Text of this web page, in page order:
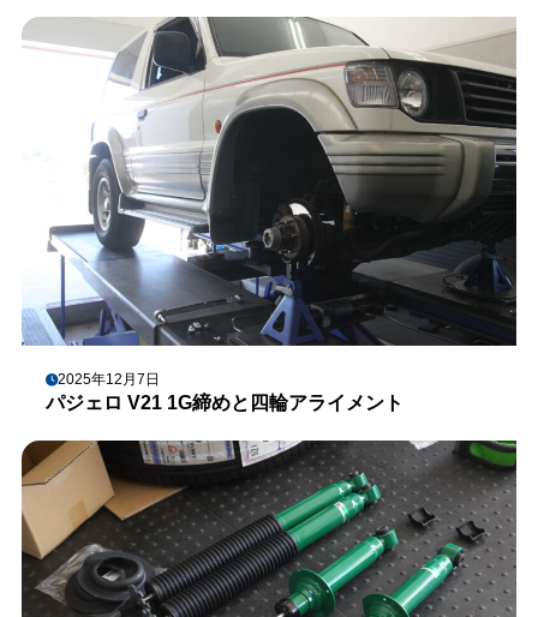
2025年12月7日
パジェロ V21 1G締めと四輪アライメント